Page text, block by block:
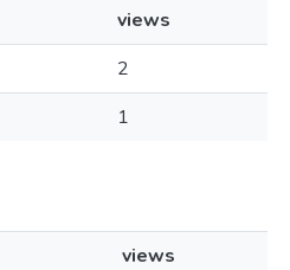
views
2
1
views